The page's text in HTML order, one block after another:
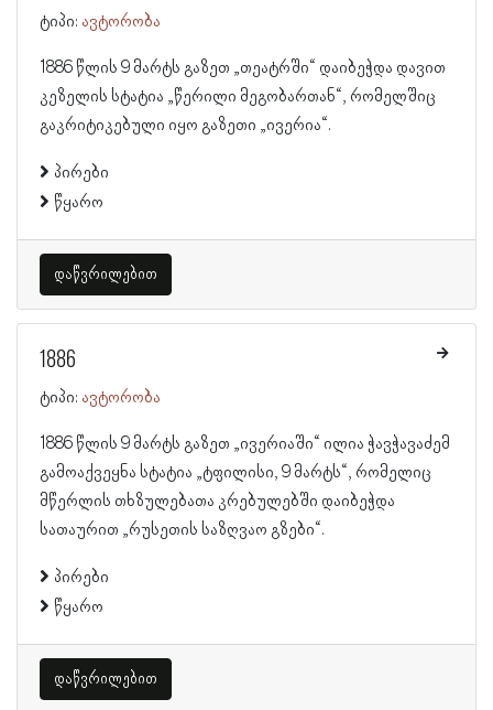
ტიპი: ავტორობა
1886 წლის 9 მარტს გაზეთ „თეატრში“ დაიბეჭდა დავით
კეზელის სტატია „წერილი მეგობართან“, რომელშიც
გაკრიტიკებული იყო გაზეთი „ივერია“.
პირები
წყარო
დაწვრილებით
1886
ტიპი: ავტორობა
1886 წლის 9 მარტს გაზეთ „ივერიაში“ ილია ჭავჭავაძემ
გამოაქვეყნა სტატია „ტფილისი, 9 მარტს“, რომელიც
მწერლის თხზულებათა კრებულებში დაიბეჭდა
სათაურით „რუსეთის საზღვაო გზები“.
პირები
წყარო
დაწვრილებით